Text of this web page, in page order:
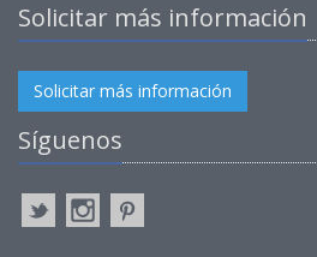
Solicitar más información
Solicitar más información
Síguenos